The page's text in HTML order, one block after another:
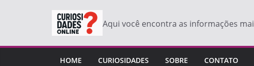
conteúdo
Aqui você encontra as informações
HOME CURIOSIDADES SOBRE CONTATO